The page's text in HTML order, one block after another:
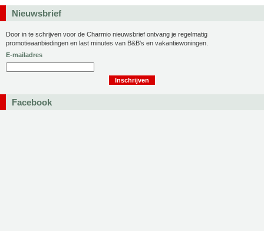
Nieuwsbrief
Door in te schrijven voor de Charmio nieuwsbrief ontvang je regelmatig
promotieaanbiedingen en last minutes van B&B's en vakantiewoningen.
E-mailadres
Facebook